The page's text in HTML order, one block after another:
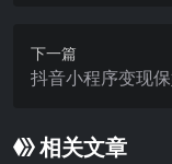
下一篇
抖音小程序变现
相关文章